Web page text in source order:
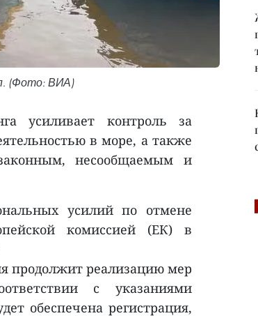
(Фото: ВИА)
усиливает контроль за
в море, а также
несообщаемым и
усилий по отмене
комиссией (ЕК) в
продолжит реализацию мер
с указаниями
обеспечена регистрация,